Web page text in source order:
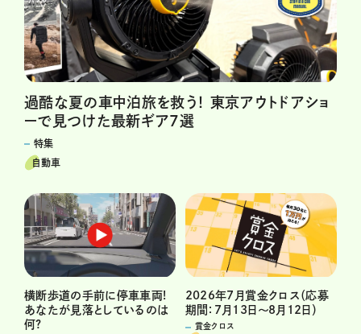
過酷な夏の車中泊旅を救う！ 東京アウトドアショ
ーで見つけた最新ギア7選
特集
自動車
横断歩道の手前に停車車両!
あなたが見落としているのは
何?
2026年7月賞金クロス（応募
期間：7月13日～8月12日）
賞金クロス